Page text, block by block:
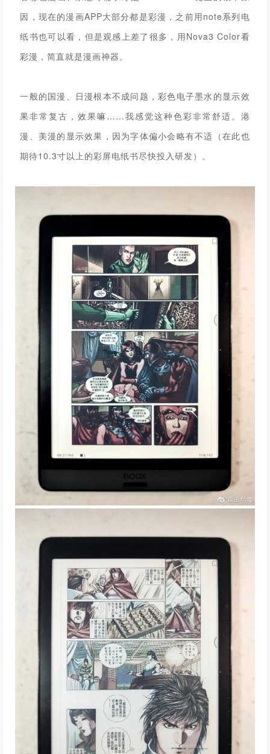
因，现在的漫画APP大部分都是彩漫，之前用note系列电
纸书也可以看，但是观感上差了很多，用Nova3 Color看
彩漫，简直就是漫画神器。
一般的国漫、日漫根本不成问题，彩色电子墨水的显示效
果非常复古，效果嘛……我感觉这种色彩非常舒适。 港
漫、美漫的显示效果，因为字体偏小会略有不适（在此也
期待10.3寸以上的彩屏电纸书尽快投入研发）。